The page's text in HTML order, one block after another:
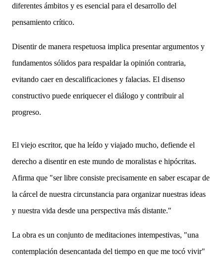
diferentes ámbitos y es esencial para el desarrollo del
pensamiento crítico.
Disentir de manera respetuosa implica presentar argumentos y
fundamentos sólidos para respaldar la opinión contraria,
evitando caer en descalificaciones y falacias. El disenso
constructivo puede enriquecer el diálogo y contribuir al
progreso.
El viejo escritor, que ha leído y viajado mucho, defiende el
derecho a disentir en este mundo de moralistas e hipócritas.
Afirma que "ser libre consiste precisamente en saber escapar de
la cárcel de nuestra circunstancia para organizar nuestras ideas
y nuestra vida desde una perspectiva más distante."
La obra es un conjunto de meditaciones intempestivas, "una
contemplación desencantada del tiempo en que me tocó vivir"